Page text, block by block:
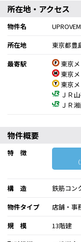
所在地・アクセス
物件名
所在地
東京都豊
最寄駅
東京
東京
東京
ＪＲ
ＪＲ
物件概要
特 徴
構 造
鉄筋コン
物件タイプ
店舗・事
規 模
13階建